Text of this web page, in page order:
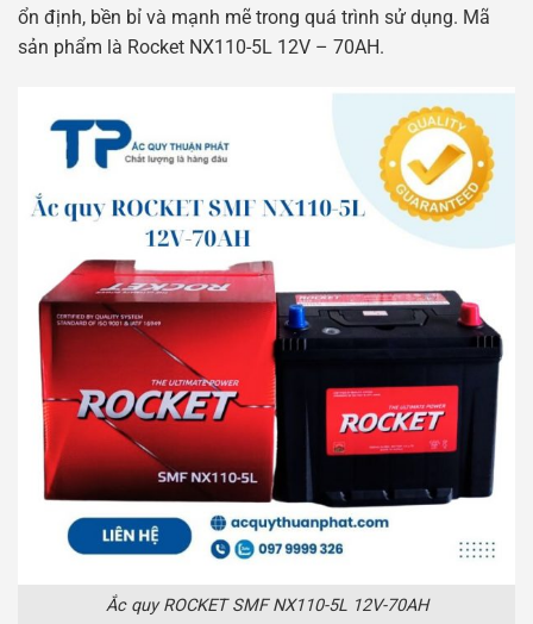
ổn định, bền bỉ và mạnh mẽ trong quá trình sử dụng. Mã
sản phẩm là Rocket NX110-5L 12V – 70AH.
Ắc quy ROCKET SMF NX110-5L 12V-70AH